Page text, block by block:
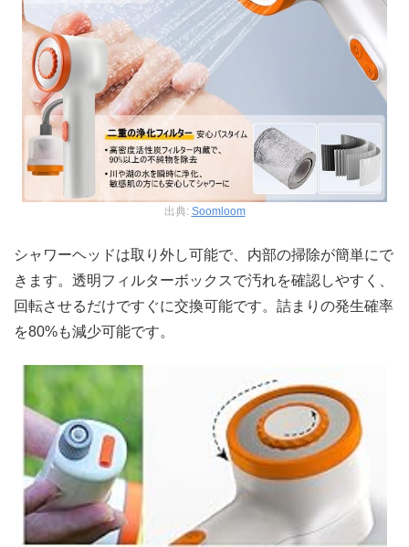
出典: Soomloom
シャワーヘッドは取り外し可能で、内部の掃除が簡単にで
きます。透明フィルターボックスで汚れを確認しやすく、
回転させるだけですぐに交換可能です。詰まりの発生確率
を80%も減少可能です。